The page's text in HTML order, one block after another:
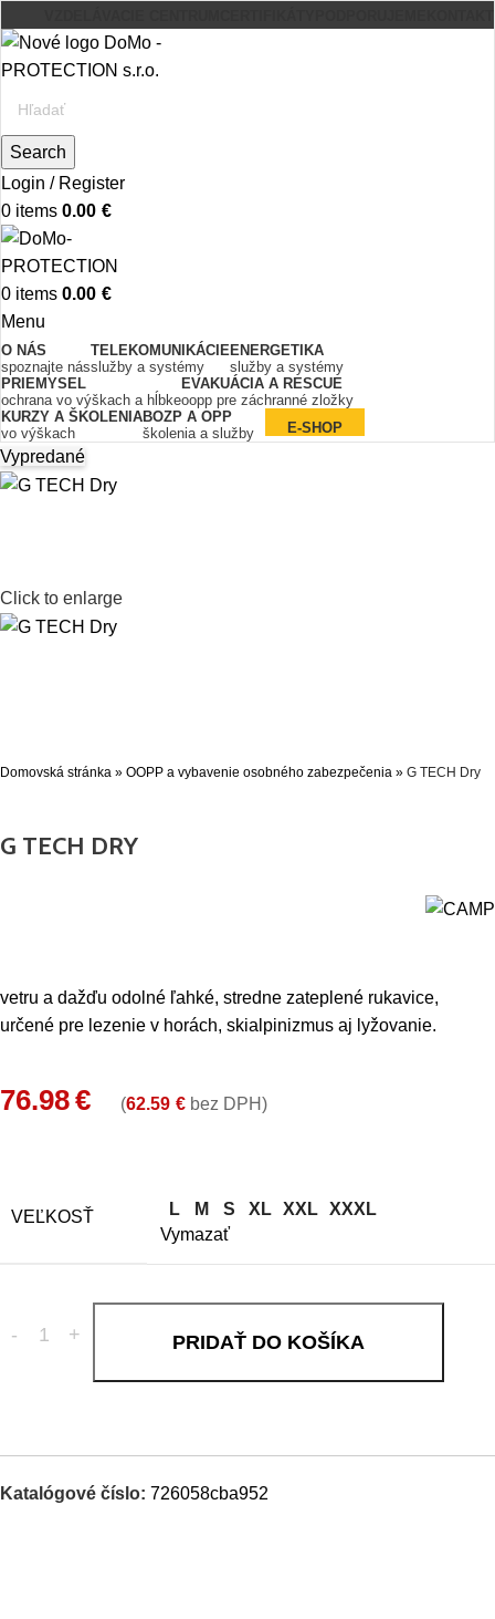
Search
Login / Register
0 items 0.00 €
0 items 0.00 €
Menu
O NÁS
spoznajte nás
TELEKOMUNIKÁCIE
služby a systémy
ENERGETIKA
služby a systémy
PRIEMYSEL
ochrana vo výškach a hĺbke
EVAKUÁCIA A RESCUE
oopp pre záchranné zložky
KURZY A ŠKOLENIA
vo výškach
BOZP A OPP
školenia a služby
E-SHOP
Vypredané
Click to enlarge
Domovská stránka » OOPP a vybavenie osobného zabezpečenia » G TECH Dry
G TECH DRY
vetru a dažďu odolné ľahké, stredne zateplené rukavice,
určené pre lezenie v horách, skialpinizmus aj lyžovanie.
76.98€ (62.59 € bez DPH)
VEĽKOSŤ L M S XL XXL XXXL
Vymazať
PRIDAŤ DO KOŠÍKA
Katalógové číslo: 726058cba952